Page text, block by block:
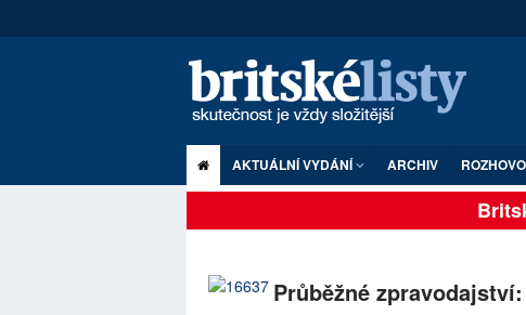
AKTUÁLNÍ VYDÁNÍ ARCHIV
Průběžné zpravodajství: